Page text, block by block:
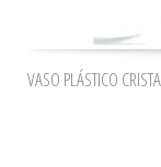
VASO PLÁSTICO